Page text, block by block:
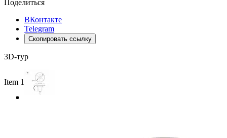
Поделиться
ВКонтакте
Telegram
Скопировать ссылку
3D-тур
Item 1 of 5